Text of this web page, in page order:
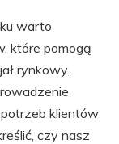
warto
które pomogą
rynkowy.
potrzeb klientów
czy nasz